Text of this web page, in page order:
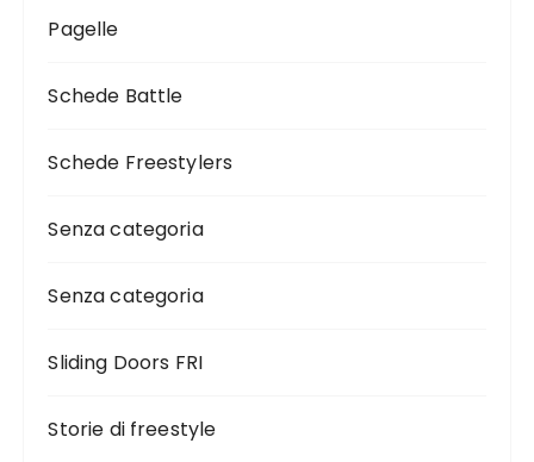
Pagelle
Schede Battle
Schede Freestylers
Senza categoria
Senza categoria
Sliding Doors FRI
Storie di freestyle